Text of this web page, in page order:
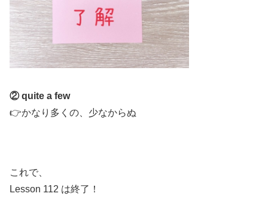
② quite a few
👉かなり多くの、少なからぬ
これで、
Lesson 112 は終了！